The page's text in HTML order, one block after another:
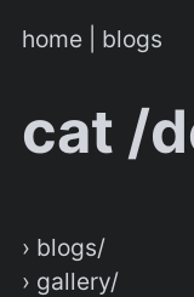
home blogs
cat /
› blogs/
› gallery/